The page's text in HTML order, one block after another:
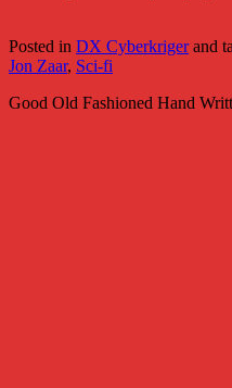
Posted in DX Cyberkrigerand
Jon Zaar, Sci-fi
Good Old Fashioned Hand